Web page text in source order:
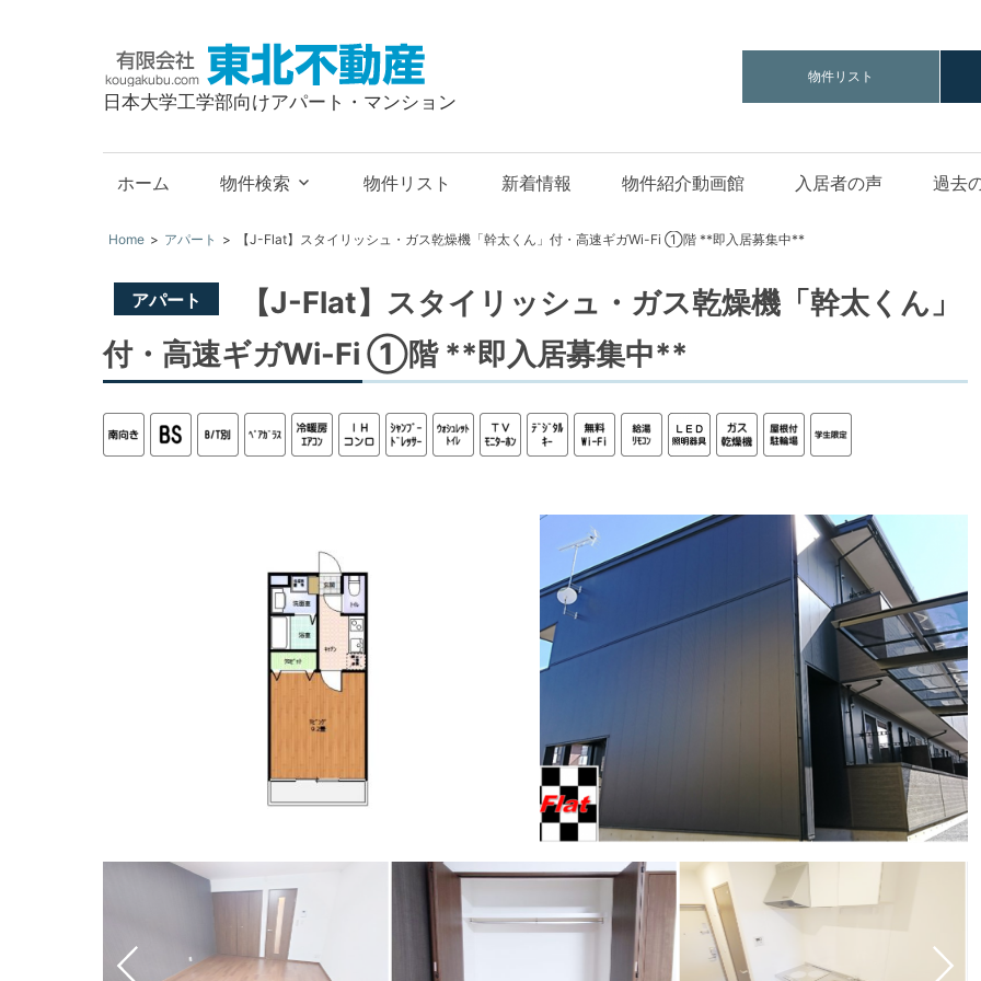
限
社
東
不
産
日本大学工学部向けアパート・マンション
物件リスト
ホーム 物件検索 物件リスト 新着情報 物件紹介動画館 入居者の声 過去
Home アパート 【J-Flat】スタイリッシュ・ガス乾燥機「幹太くん」付・高速ギガWi-Fi ①階 **即入居募集中**
アパート
【J-Flat】スタイリッシュ・ガス乾燥機「幹太くん」
付・高速ギガWi-Fi ①階 **即入居募集中**